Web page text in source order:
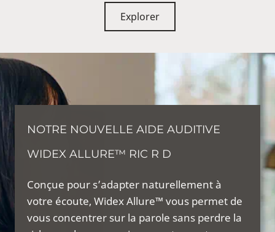
Explorer
NOTRE NOUVELLE AIDE AUDITIVE
WIDEX ALLURE™ RIC R D
Conçue pour s’adapter naturellement à
votre écoute, Widex Allure™ vous permet de
vous concentrer sur la parole sans perdre la